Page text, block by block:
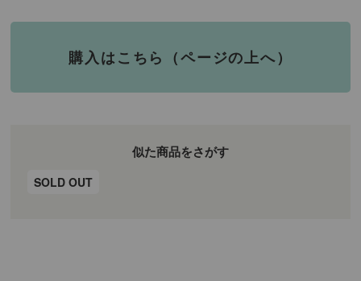
購入はこちら（ページの上へ）
似た商品をさがす
SOLD OUT